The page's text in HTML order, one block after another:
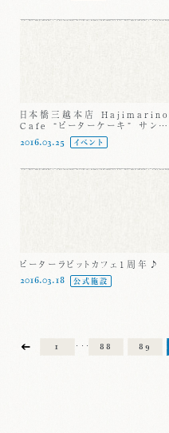
日本橋三越本店 Hajimarino
Cafe “ピーターケーキ” サンプ
リング
2016.03.25 イベント
ピーターラビットカフェ1周年♪
2016.03.18 公式施設
1 ・・・ 88 89